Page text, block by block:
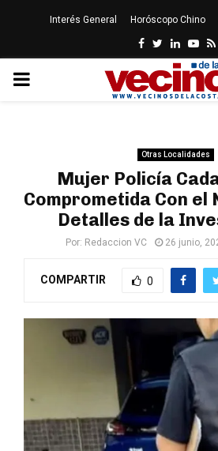
Interés General Horóscopo Chino
Facebook
Twitter
Linkedin
PRIMARY
Otras Localidades
Mujer Policía
Comprometida Con
Detalles de la
Por: Redaccion VC 26 junio,
COMPARTIR 0